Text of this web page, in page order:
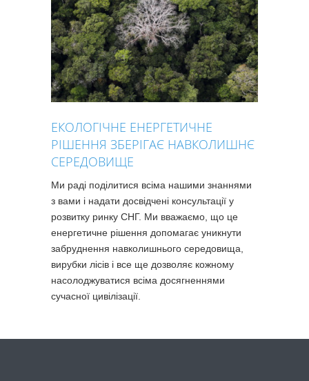
ЕКОЛОГІЧНЕ ЕНЕРГЕТИЧНЕ
РІШЕННЯ ЗБЕРІГАЄ НАВКОЛИШНЄ
СЕРЕДОВИЩЕ
Ми раді поділитися всіма нашими знаннями
з вами і надати досвідчені консультації у
розвитку ринку СНГ. Ми вважаємо, що це
енергетичне рішення допомагає уникнути
забруднення навколишнього середовища,
вирубки лісів і все ще дозволяє кожному
насолоджуватися всіма досягненнями
сучасної цивілізації.